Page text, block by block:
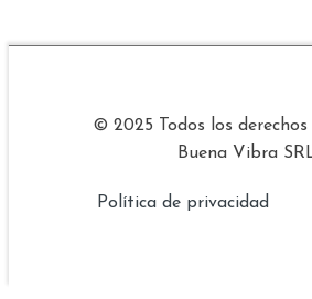
© 2025 Todos los derechos
Buena Vibra
Política de privacidad